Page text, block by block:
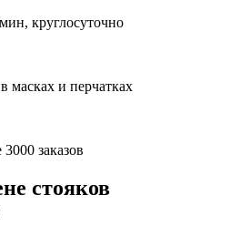
круглосуточно
масках и перчатках
заказов
стояков